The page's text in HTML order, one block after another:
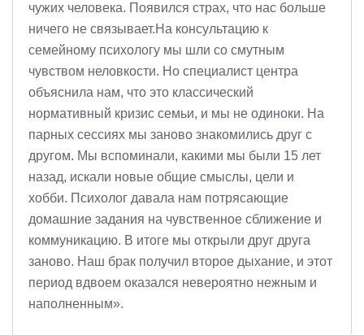
чужих человека. Появился страх, что нас больше
ничего не связывает.На консультацию к
семейному психологу мы шли со смутным
чувством неловкости. Но специалист центра
объяснила нам, что это классический
нормативный кризис семьи, и мы не одиноки. На
парных сессиях мы заново знакомились друг с
другом. Мы вспоминали, какими мы были 15 лет
назад, искали новые общие смыслы, цели и
хобби. Психолог давала нам потрясающие
домашние задания на чувственное сближение и
коммуникацию. В итоге мы открыли друг друга
заново. Наш брак получил второе дыхание, и этот
период вдвоем оказался невероятно нежным и
наполненным».